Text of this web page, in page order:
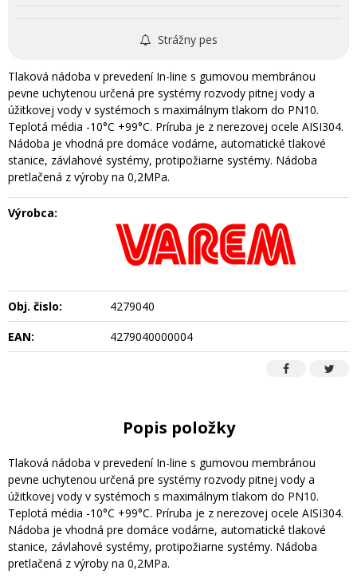
Strážny pes
Tlaková nádoba v prevedení In-line s gumovou membránou
pevne uchytenou určená pre systémy rozvody pitnej vody a
úžitkovej vody v systémoch s maximálnym tlakom do PN10.
Teplotá média -10°C +99°C. Príruba je z nerezovej ocele AISI304.
Nádoba je vhodná pre domáce vodárne, automatické tlakové
stanice, závlahové systémy, protipožiarne systémy. Nádoba
pretlačená z výroby na 0,2MPa.
Výrobca:
Obj. čislo:
4279040
EAN:
4279040000004
Popis položky
Tlaková nádoba v prevedení In-line s gumovou membránou
pevne uchytenou určená pre systémy rozvody pitnej vody a
úžitkovej vody v systémoch s maximálnym tlakom do PN10.
Teplotá média -10°C +99°C. Príruba je z nerezovej ocele AISI304.
Nádoba je vhodná pre domáce vodárne, automatické tlakové
stanice, závlahové systémy, protipožiarne systémy. Nádoba
pretlačená z výroby na 0,2MPa.